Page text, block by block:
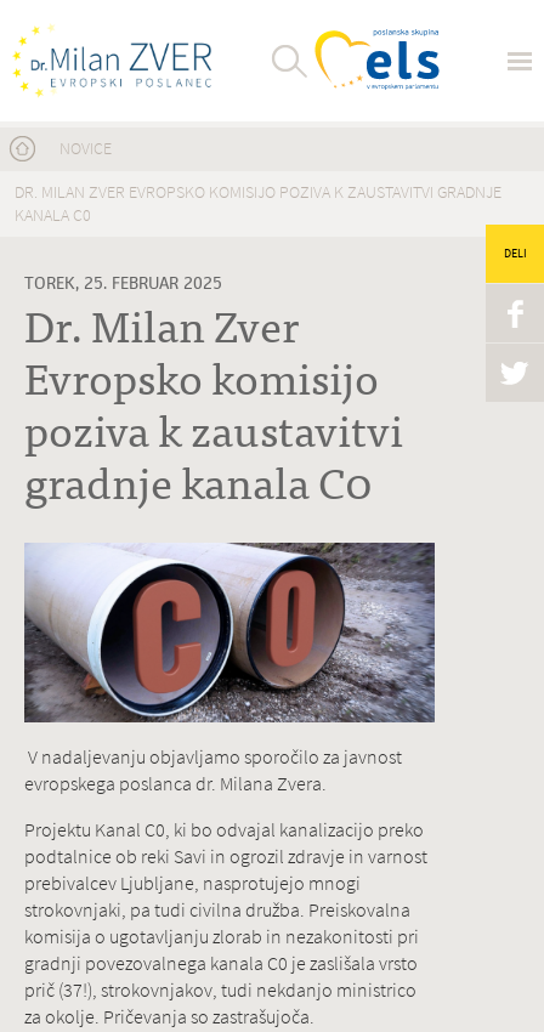
Nahajate se tukaj
NOVICE
DR. MILAN ZVER EVROPSKO KOMISIJO POZIVA K ZAUSTAVITVI GRADNJE
KANALA C0
TOREK, 25. FEBRUAR 2025
Dr. Milan Zver
Evropsko komisijo
poziva k zaustavitvi
gradnje kanala C0
DELI
V nadaljevanju objavljamo sporočilo za javnost
evropskega poslanca dr. Milana Zvera.
Projektu Kanal C0, ki bo odvajal kanalizacijo preko
podtalnice ob reki Savi in ogrozil zdravje in varnost
prebivalcev Ljubljane, nasprotujejo mnogi
strokovnjaki, pa tudi civilna družba. Preiskovalna
komisija o ugotavljanju zlorab in nezakonitosti pri
gradnji povezovalnega kanala C0 je zaslišala vrsto
prič (37!), strokovnjakov, tudi nekdanjo ministrico
za okolje. Pričevanja so zastrašujoča.